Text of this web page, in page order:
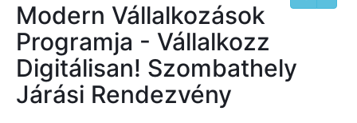
Modern Vállalkozások
Programja - Vállalkozz
Digitálisan! Szombathely
Járási Rendezvény